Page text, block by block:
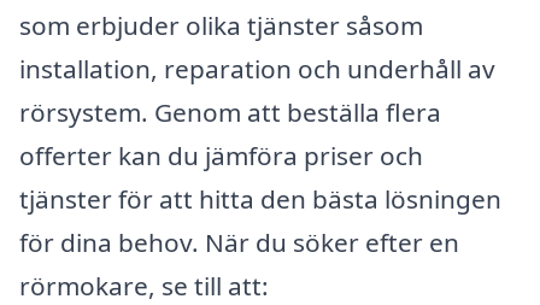
som erbjuder olika tjänster såsom
installation, reparation och underhåll av
rörsystem. Genom att beställa flera
offerter kan du jämföra priser och
tjänster för att hitta den bästa lösningen
för dina behov. När du söker efter en
rörmokare, se till att: